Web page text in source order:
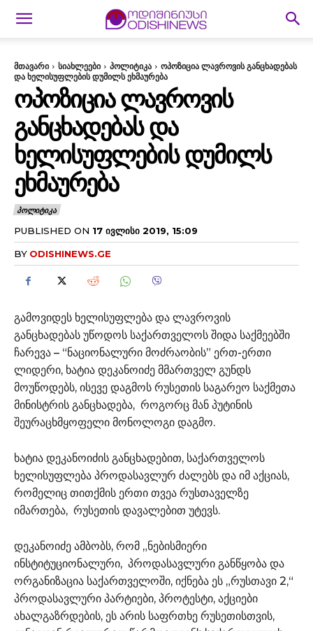
მთავარი სიახლეები პოლიტიკა
ოპოზიცია ლავროვის განცხადებას
და ხელისუფლების დუმილს ეხმაურება
ᲝᲞᲝᲖᲘᲪᲘᲐ ᲚᲐᲕᲠᲝᲕᲘᲡ
ᲒᲐᲜᲪᲮᲐᲓᲔᲑᲐᲡ ᲓᲐ
ᲮᲔᲚᲘᲡᲣᲤᲚᲔᲑᲘᲡ ᲓᲣᲛᲘᲚᲡ
ᲔᲮᲛᲐᲣᲠᲔᲑᲐ
ᲞᲝᲚᲘᲢᲘᲙᲐ
PUBLISHED ON 17 ᲘᲕᲚᲘᲡᲘ 2019, 15:09
BY ODISHINEWS.GE
გამოვიდეს ხელისუფლება და ლავროვის
განცხადებას უწოდოს საქართველოს შიდა საქმეებში
ჩარევა – “ნაციონალური მოძრაობის” ერთ-ერთი
ლიდერი, ხატია დეკანოიძე მმართველ გუნდს
მოუწოდებს, ისევე დაგმოს რუსეთის საგარეო საქმეთა
მინისტრის განცხადება, როგორც მან პუტინის
შეურაცხმყოფელი მონოლოგი დაგმო.
ხატია დეკანოიძის განცხადებით, საქართველოს
ხელისუფლება პროდასავლურ ძალებს და იმ აქციას,
რომელიც თითქმის ერთი თვეა რუსთაველზე
იმართება, რუსეთის დავალებით უტევს.
დეკანოიძე ამბობს, რომ „ნებისმიერი
ინსტიტუციონალური, პროდასავლური განწყობა და
ორგანიზაცია საქართველოში, იქნება ეს „რუსთავი 2,“
პროდასავლური პარტიები, პროტესტი, აქციები
ახალგაზრდების, ეს არის საფრთხე რუსეთისთვის,